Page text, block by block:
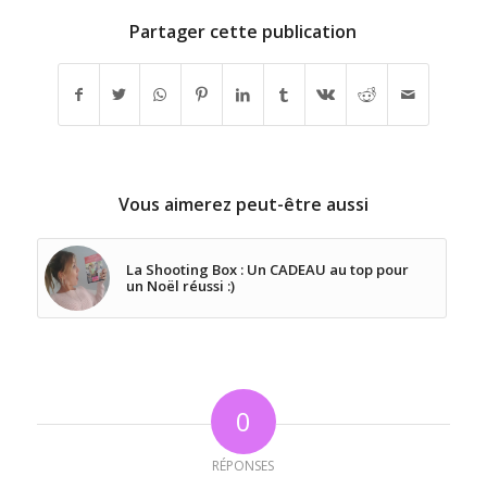
Partager cette publication
Vous aimerez peut-être aussi
La Shooting Box : Un CADEAU au top pour
un Noël réussi :)
0
RÉPONSES